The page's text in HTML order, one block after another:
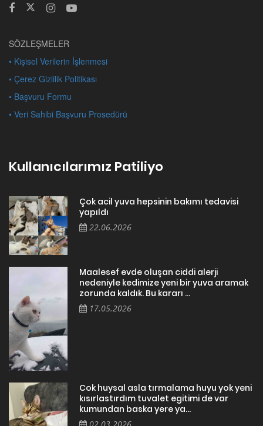
SÖZLEŞMELER
• Kişisel Verilerin İşlenmesi
• Çerez Gizlilik Politikası
• Başvuru Formu
• Veri Sahibi Başvuru Prosedürü
Kullanıcılarımız Patiliyo
Çok acil yuva hepsinin bakımı tedavisi
yapıldı
22.06.2026
Maalesef evde oluşan ciddi alerji
nedeniyle kedimize yeni bir yuva aramak
zorunda kaldık. Bu kararı ...
17.05.2026
Cok huysal asla tırmalama huyu yok yeni
kısırlastırdım tuvalet egitimi de var
kumundan baska yere ya...